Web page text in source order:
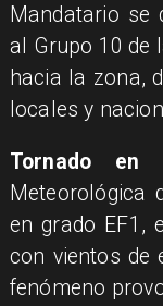
Mandatario se
al Grupo 10 de
hacia la zona,
locales y
Tornado en
Meteorológica
en grado EF1,
con vientos de
fenómeno